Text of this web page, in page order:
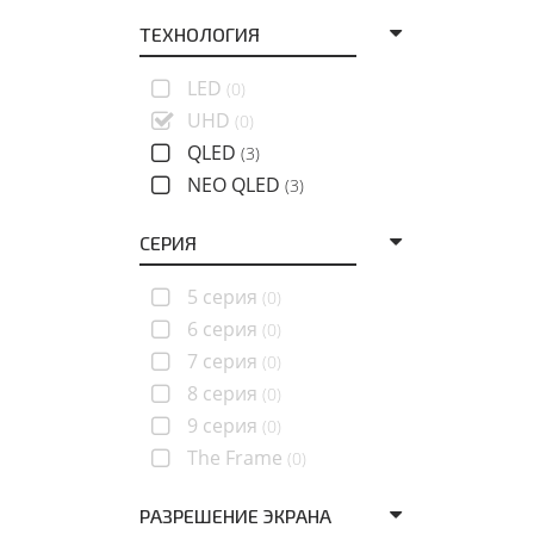
ТЕХНОЛОГИЯ
LED (0)
UHD (0)
QLED (3)
NEO QLED (3)
СЕРИЯ
5 серия (0)
6 серия (0)
7 серия (0)
8 серия (0)
9 серия (0)
The Frame (0)
РАЗРЕШЕНИЕ ЭКРАНА